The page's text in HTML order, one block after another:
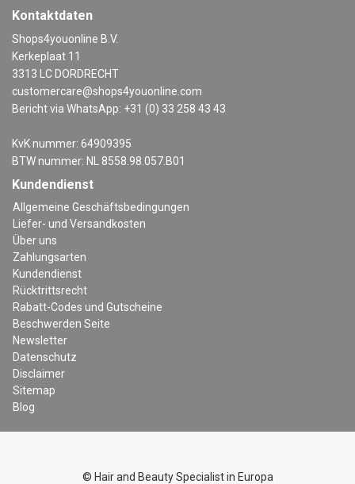
Kontaktdaten
Shops4youonline B.V.
Kerkeplaat 11
3313 LC DORDRECHT
customercare@shops4youonline.com
Bericht via WhatsApp: +31 (0) 33 258 43 43
KvK nummer: 64909395
BTW nummer: NL 8558.98.057.B01
Kundendienst
Allgemeine Geschäftsbedingungen
Liefer- und Versandkosten
Über uns
Zahlungsarten
Kundendienst
Rücktrittsrecht
Rabatt-Codes und Gutscheine
Beschwerden Seite
Newsletter
Datenschutz
Disclaimer
Sitemap
Blog
© Hair and Beauty Specialist in Europa